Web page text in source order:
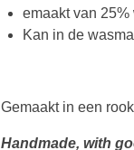
emaakt van
Kan in de
Gemaakt in een
Handmade, with